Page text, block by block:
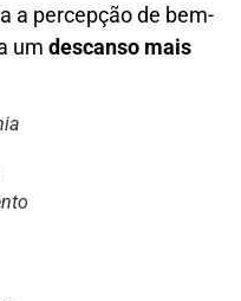
a percepção de bem-
um descanso mais